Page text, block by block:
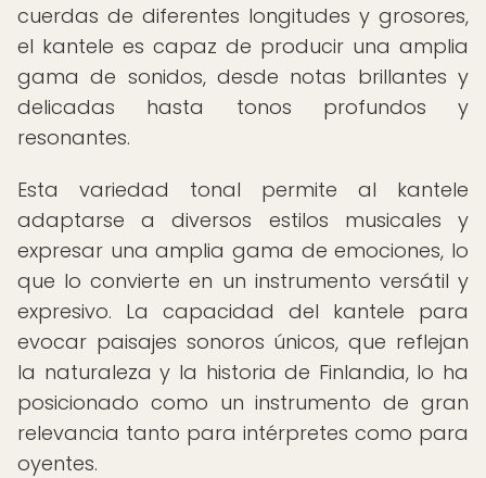
cuerdas de diferentes longitudes y grosores,
el kantele es capaz de producir una amplia
gama de sonidos, desde notas brillantes y
delicadas hasta tonos profundos y
resonantes.
Esta variedad tonal permite al kantele
adaptarse a diversos estilos musicales y
expresar una amplia gama de emociones, lo
que lo convierte en un instrumento versátil y
expresivo. La capacidad del kantele para
evocar paisajes sonoros únicos, que reflejan
la naturaleza y la historia de Finlandia, lo ha
posicionado como un instrumento de gran
relevancia tanto para intérpretes como para
oyentes.